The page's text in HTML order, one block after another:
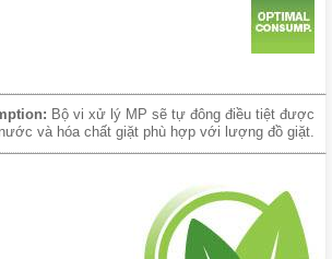
Bộ vi xử lý MP sẽ tự đông điều tiệt được
và hóa chất giặt phù hợp với lượng đồ giặt.